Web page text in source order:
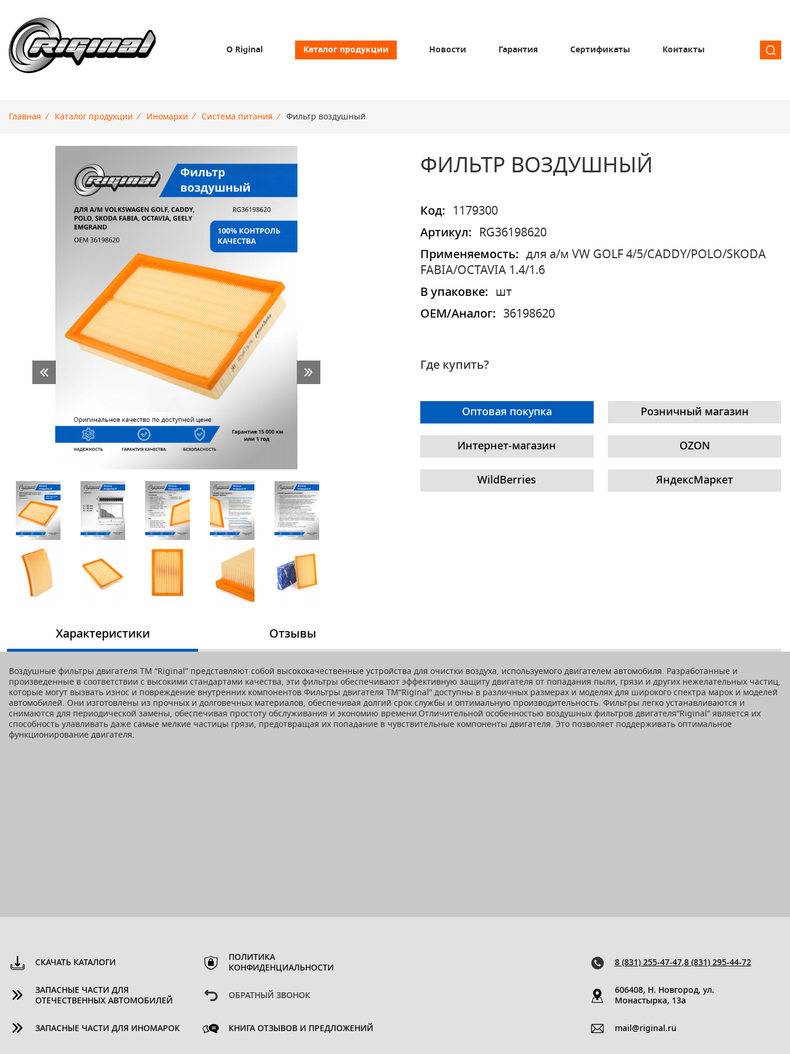
О Riginal Каталог продукции Новости Гарантия Сертификаты Контакты
Главная / Каталог продукции / Иномарки / Система питания / Фильтр воздушный
ФИЛЬТР ВОЗДУШНЫЙ
Код:
1179300
Артикул:
RG36198620
Применяемость:
для а/м VW GOLF 4/5/CADDY/POLO/SKODA
FABIA/OCTAVIA 1.4/1.6
В упаковке:
шт
OEM/Аналог:
36198620
Где купить?
Оптовая покупка Розничный магазин
Интернет-магазин OZON
WildBerries ЯндексМаркет
Характеристики
Воздушные фильтры двигателя ТМ “Riginal” представляют собой высококачественные устройства для очистки воздуха, используемого двигателем автомобиля. Разработанные и
произведенные в соответствии с высокими стандартами качества, эти фильтры обеспечивают эффективную защиту двигателя от попадания пыли, грязи и других нежелательных частиц,
которые могут вызвать износ и повреждение внутренних компонентов.Фильтры двигателя ТМ“Riginal” доступны в различных размерах и моделях для широкого спектра марок и моделей
автомобилей. Они изготовлены из прочных и долговечных материалов, обеспечивая долгий срок службы и оптимальную производительность. Фильтры легко устанавливаются и
снимаются для периодической замены, обеспечивая простоту обслуживания и экономию времени.Отличительной особенностью воздушных фильтров двигателя“Riginal” является их
способность улавливать даже самые мелкие частицы грязи, предотвращая их попадание в чувствительные компоненты двигателя. Это позволяет поддерживать оптимальное
функционирование двигателя.
Отзывы
СКАЧАТЬ КАТАЛОГИ
ЗАПАСНЫЕ ЧАСТИ ДЛЯ
ОТЕЧЕСТВЕННЫХ АВТОМОБИЛЕЙ
ЗАПАСНЫЕ ЧАСТИ ДЛЯ ИНОМАРОК
ПОЛИТИКА
КОНФИДЕНЦИАЛЬНОСТИ
ОБРАТНЫЙ ЗВОНОК
КНИГА ОТЗЫВОВ И ПРЕДЛОЖЕНИЙ
8 (831) 255-47-47,8 (831) 295-44-72
606408, Н. Новгород, ул.
Монастырка, 13a
mail@riginal.ru